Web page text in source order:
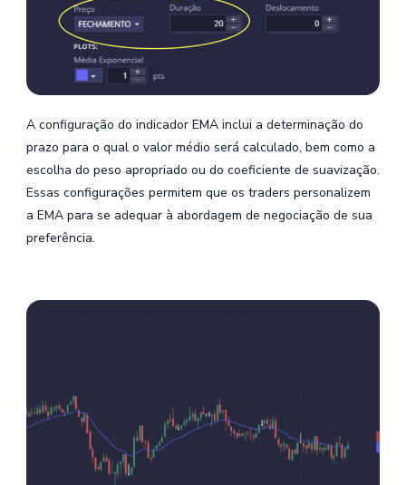
A configuração do indicador EMA inclui a determinação do
prazo para o qual o valor médio será calculado, bem como a
escolha do peso apropriado ou do coeficiente de suavização.
Essas configurações permitem que os traders personalizem
a EMA para se adequar à abordagem de negociação de sua
preferência.